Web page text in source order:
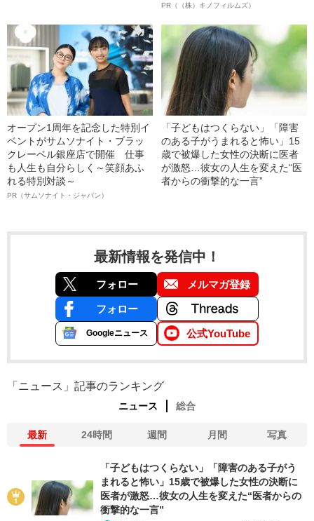
PR（（株）キノフィルムズ）
オープン1周年を記念した特別イ
ベントがサムソナイト・ブラッ
クレーベル銀座店で開催 仕事
も人生も自分らしく～笑顔あふ
れる特別対談～
PR（サムソナイト・ジャパン）
「子どもはつくらない」「障害
のある子がうまれると怖い」15
歳で被爆した女性の決断に医者
が激怒…彼女の人生を変えた“医
者からの衝撃的な一言”
最新情報を発信中！
フォロー メルマガ登録
フォロー
Googleニュース 公式YouTube
「ニュース」記事のランキング
ニュース 総合
最新 24時間 週間 月間 写真
「子どもはつくらない」「障害のある子がう
まれると怖い」15歳で被爆した女性の決断に
医者が激怒…彼女の人生を変えた“医者からの
衝撃的な一言”